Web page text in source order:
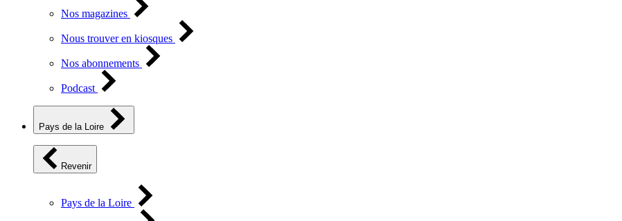
Nos magazines
Nous trouver en kiosques
Nos abonnements
Podcast
Pays de la Loire
Revenir
Pays de la Loire